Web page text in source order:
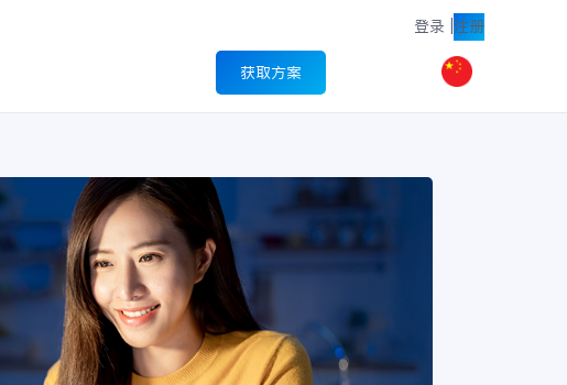
登录 注册
获取方案